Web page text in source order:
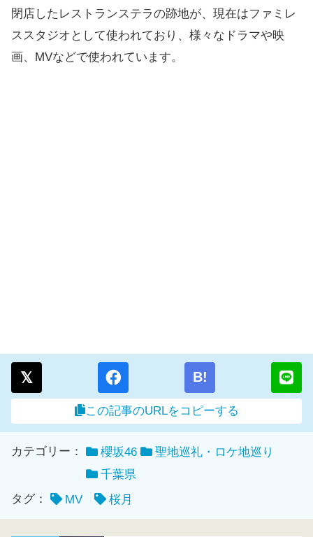
閉店したレストランステラの跡地が、現在はファミレ
ススタジオとして使われており、様々なドラマや映
画、MVなどで使われています。
B!
この記事のURLをコピーする
カテゴリー： 櫻坂46
聖地巡礼・ロケ地巡り
千葉県
タグ：
MV 桜月